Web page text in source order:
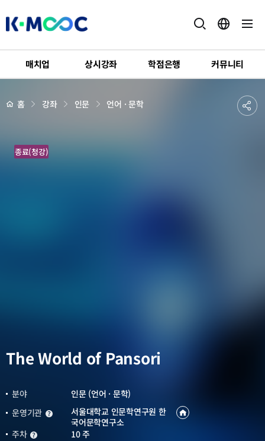
K-
매치업 상시강좌 학점은행 커뮤니티
강
세하
위 홈 강좌 인문 언어 · 문학
공
The
World
종료(청강)
The World of Pansori
분야
인문 (언어 · 문학)
운영기관 운영기관서울대학교 인문학연구원 한
국어문학연구소
운영기관
바로가기
주차 주차
10 주